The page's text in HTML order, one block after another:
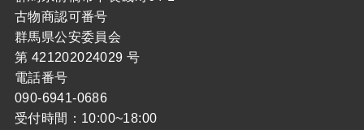
古物商認可番号
群馬県公安委員会
第 421202024029 号
電話番号
090-6941-0686
受付時間：10:00~18:00